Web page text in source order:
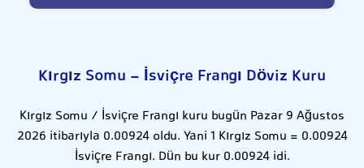
Kırgız Somu - İsviçre Frangı Döviz Kuru
Kırgız Somu / İsviçre Frangı kuru bugün Pazar 9 Ağustos
2026 itibarıyla 0.00924 oldu. Yani 1 Kırgız Somu = 0.00924
İsviçre Frangı. Dün bu kur 0.00924 idi.